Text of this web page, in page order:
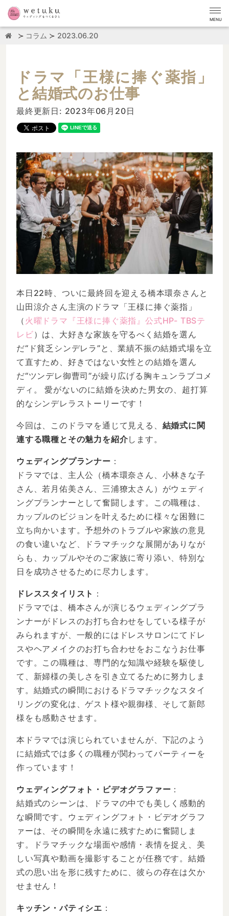
MENU
コラム 2023.06.20
ドラマ「王様に捧ぐ薬指」
と結婚式のお仕事
最終更新日: 2023年06月20日
本日22時、ついに最終回を迎える橋本環奈さんと
山田涼介さん主演のドラマ「王様に捧ぐ薬指」
（ 火曜ドラマ『王様に捧ぐ薬指』公式HP- TBSテ
レビ）は、大好きな家族を守るべく結婚を選ん
だ“ド貧乏シンデレラ”と、業績不振の結婚式場を立
て直すため、好きではない女性との結婚を選ん
だ“ツンデレ御曹司”が繰り広げる胸キュンラブコメ
ディ。 愛がないのに結婚を決めた男女の、超打算
的なシンデレラストーリーです！
今回は、このドラマを通じて見える、 結婚式に関
連する職種とその魅力を紹介します。
ウェディングプランナー ：
ドラマでは、主人公（橋本環奈さん、小林きな子
さん、若月佑美さん、三浦獠太さん）がウェディ
ングプランナーとして奮闘します。この職種は、
カップルのビジョンを叶えるために様々な困難に
立ち向かいます。予想外のトラブルや家族の意見
の食い違いなど、ドラマチックな展開がありなが
らも、カップルやそのご家族に寄り添い、特別な
日を成功させるために尽力します。
ドレススタイリスト ：
ドラマでは、橋本さんが演じるウェディングプラ
ンナーがドレスのお打ち合わせをしている様子が
みられますが、一般的にはドレスサロンにてドレ
スやヘアメイクのお打ち合わせをおこなうお仕事
です。この職種は、専門的な知識や経験を駆使し
て、新婦様の美しさを引き立てるために努力しま
す。結婚式の瞬間におけるドラマチックなスタイ
リングの変化は、ゲスト様や親御様、そして新郎
様をも感動させます。
本ドラマでは演じられていませんが、下記のよう
に結婚式では多くの職種が関わってパーティーを
作っています！
ウェディングフォト・ビデオグラファー ：
結婚式のシーンは、ドラマの中でも美しく感動的
な瞬間です。ウェディングフォト・ビデオグラフ
ァーは、その瞬間を永遠に残すために奮闘しま
す。ドラマチックな場面や感情・表情を捉え、美
しい写真や動画を撮影することが任務です。結婚
式の思い出を形に残すために、彼らの存在は欠か
せません！
キッチン・パティシエ ：